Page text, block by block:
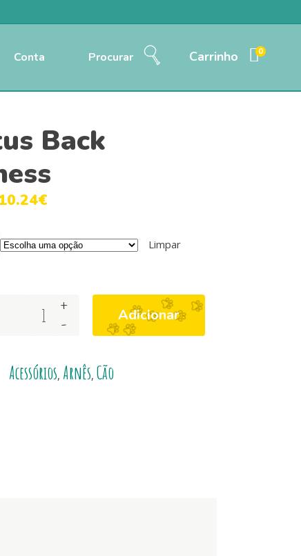
Conta Procurar Carrinho 0
Back
€
Limpar
-
+ Adicionar
Acessórios, Arnês, Cão